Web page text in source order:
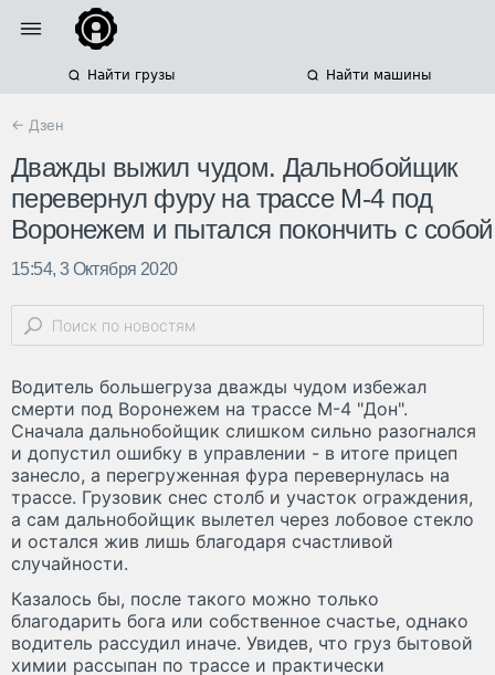
Найти грузы Найти машины
← Дзен
Дважды выжил чудом. Дальнобойщик
перевернул фуру на трассе М-4 под
Воронежем и пытался покончить с собой
15:54, 3 Октября 2020
Водитель большегруза дважды чудом избежал
смерти под Воронежем на трассе М-4 "Дон".
Сначала дальнобойщик слишком сильно разогнался
и допустил ошибку в управлении - в итоге прицеп
занесло, а перегруженная фура перевернулась на
трассе. Грузовик снес столб и участок ограждения,
а сам дальнобойщик вылетел через лобовое стекло
и остался жив лишь благодаря счастливой
случайности.
Казалось бы, после такого можно только
благодарить бога или собственное счастье, однако
водитель рассудил иначе. Увидев, что груз бытовой
химии рассыпан по трассе и практически